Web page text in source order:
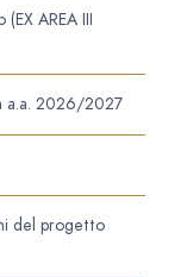
AREA III
a.a. 2026/2027
del progetto